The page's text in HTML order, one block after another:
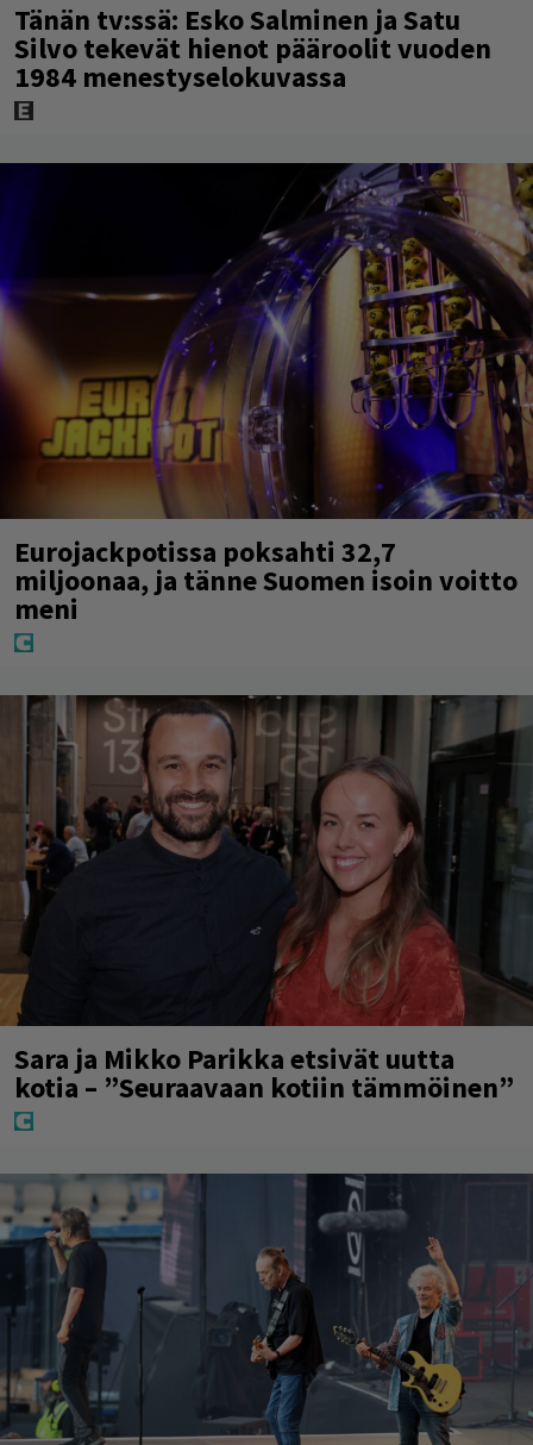
Tänän tv:ssä: Esko Salminen ja Satu
Silvo tekevät hienot pääroolit vuoden
1984 menestyselokuvassa
Eurojackpotissa poksahti 32,7
miljoonaa, ja tänne Suomen isoin voitto
meni
Sara ja Mikko Parikka etsivät uutta
kotia – ”Seuraavaan kotiin tämmöinen”